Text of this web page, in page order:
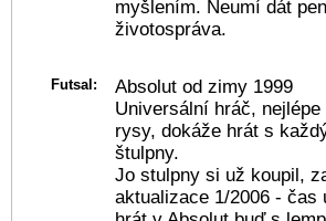
myšlením. Neumí dát
životospráva.
Futsal:
Absolut od zimy 1999
Universální hráč,
rysy, dokáže hrát s
štulpny.
Jo stulpny si už koupil,
aktualizace 1/2006 - čas